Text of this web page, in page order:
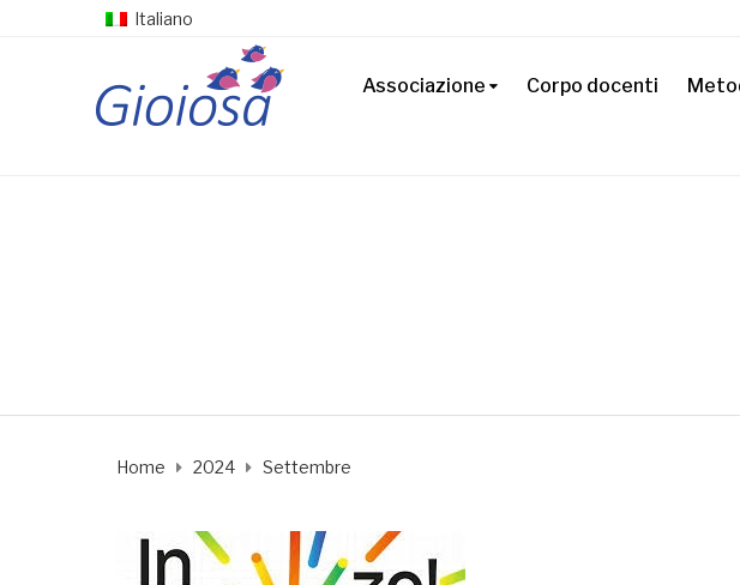
Italiano
Associazione Corpo docenti
Home 2024 Settembre